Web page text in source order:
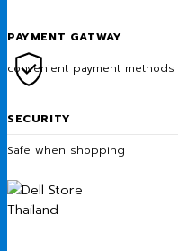
PAYMENT GATWAY
convenient payment methods
SECURITY
Safe when shopping